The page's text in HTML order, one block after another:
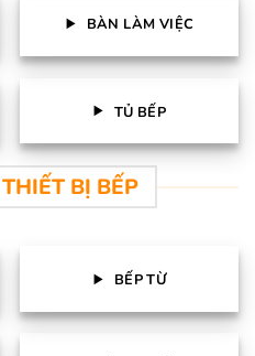
BÀN LÀM VIỆC
TỦ BẾP
BỊ BẾP
BẾP TỪ